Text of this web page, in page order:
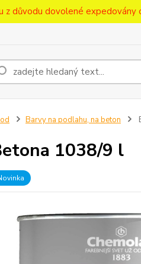
z důvodu dovolené
Barvy na podlahu, na beton
1038/9 l